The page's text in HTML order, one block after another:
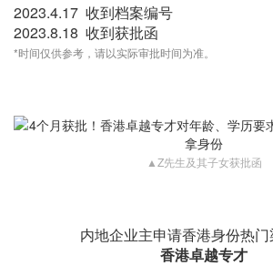
2023.4.17 收到档案编号
2023.8.18 收到获批函
*时间仅供参考，请以实际审批时间为准。
▲Z先生及其子女获批函
内地企业主申请香港身份热
香港卓越专才